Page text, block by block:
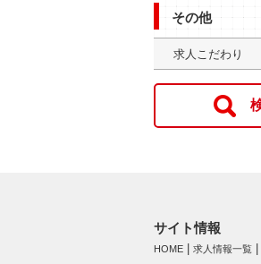
その他
求人こだわり
サイト情報
HOME 求人情報一覧